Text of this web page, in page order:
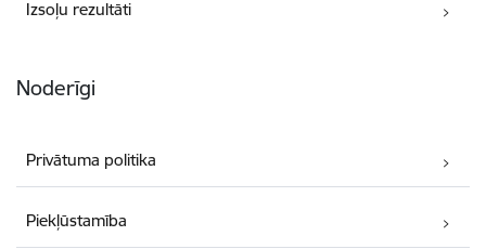
Izsoļu rezultāti
Noderīgi
Privātuma politika
Piekļūstamība